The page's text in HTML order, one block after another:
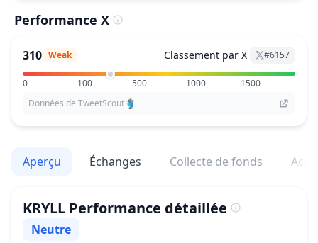
Performance X
310 Weak Classement par X #6157
0 100 500 1000
1500
Données de TweetScout
Aperçu Échanges Collecte de fonds
KRYLL Performance détaillée
Sentiment
Neutre